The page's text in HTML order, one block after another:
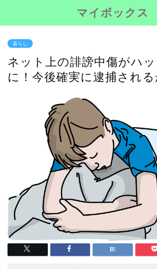
マイボックス
暮らし
ネット上の誹謗中傷がハ
に！今後確実に逮捕され